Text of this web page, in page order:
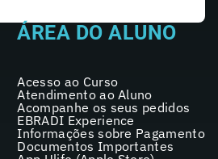
ÁREA DO ALUNO
Acesso ao Curso
Atendimento ao Aluno
Acompanhe os seus pedidos
EBRADI Experience
Informações sobre Pagamento
Documentos Importantes